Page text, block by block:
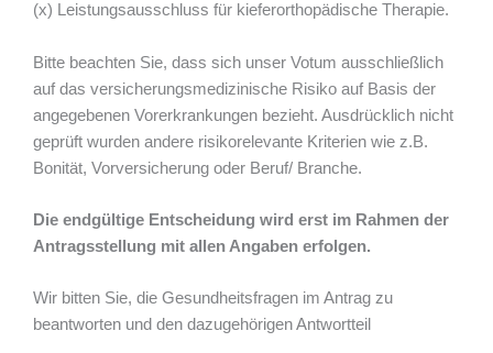
(x) Leistungsausschluss für kieferorthopädische Therapie.
Bitte beachten Sie, dass sich unser Votum ausschließlich
auf das versicherungsmedizinische Risiko auf Basis der
angegebenen Vorerkrankungen bezieht. Ausdrücklich nicht
geprüft wurden andere risikorelevante Kriterien wie z.B.
Bonität, Vorversicherung oder Beruf/ Branche.
Die endgültige Entscheidung wird erst im Rahmen der
Antragsstellung mit allen Angaben erfolgen.
Wir bitten Sie, die Gesundheitsfragen im Antrag zu
beantworten und den dazugehörigen Antwortteil